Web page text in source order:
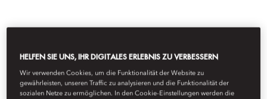
TURQUOISE VILLA
HELFEN SIE UNS, IHR DIGITALES ERLEBNIS ZU VERBESSERN
Wir verwenden Cookies, um die Funktionalität der Website zu
gewährleisten, unseren Traffic zu analysieren und die Funktionalität der
sozialen Netze zu ermöglichen. In den Cookie-Einstellungen werden die